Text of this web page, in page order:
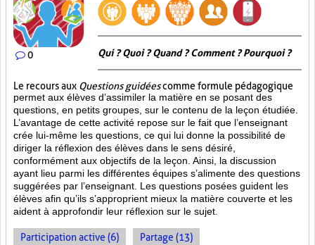
0 Qui ? Quoi ? Quand ? Comment ? Pourquoi ?
Le recours aux Questions guidéescomme formule pédagogique
permet aux élèves d’assimiler la matière en se posant des
questions, en petits groupes, sur le contenu de la leçon étudiée.
L’avantage de cette activité repose sur le fait que l’enseignant
crée lui-même les questions, ce qui lui donne la possibilité de
diriger la réflexion des élèves dans le sens désiré,
conformément aux objectifs de la leçon. Ainsi, la discussion
ayant lieu parmi les différentes équipes s’alimente des questions
suggérées par l’enseignant. Les questions posées guident les
élèves afin qu’ils s’approprient mieux la matière couverte et les
aident à approfondir leur réflexion sur le sujet.
Participation active (6) Partage (13)